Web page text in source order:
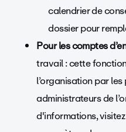
calendrier de
dossier pour
Pour les comptes
travail : cette
l’organisation par
administrateurs de
d'informations,